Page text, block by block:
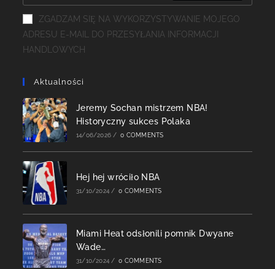
ZGADZAM SIĘ NA WYKORZYSTYWANIE MOJEGO
ADRESU E-MAIL DO PRZESYŁANIA INFORMACJI
HANDLOWYCH
Aktualności
Jeremy Sochan mistrzem NBA!
Historyczny sukces Polaka
14/06/2026 / 0 COMMENTS
Hej hej wróciło NBA
31/10/2024 / 0 COMMENTS
Miami Heat odsłonili pomnik Dwyane
Wade…
31/10/2024 / 0 COMMENTS